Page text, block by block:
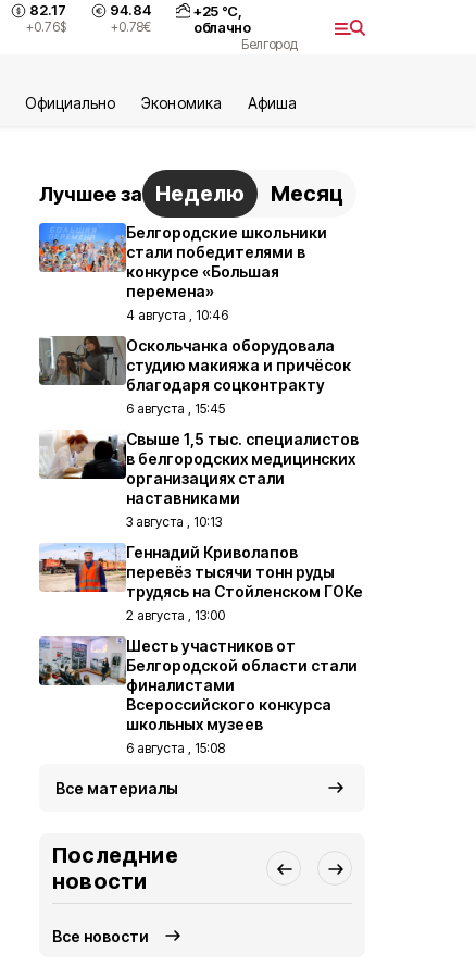
82.17
+0.76$
94.84
+0.78€
+25 °С,
облачно
Белгород
Официально Экономика Aфиша
Лучшее за Неделю Месяц
Белгородские школьники
стали победителями в
конкурсе «Большая
перемена»
4 августа , 10:46
Оскольчанка оборудовала
студию макияжа и причёсок
благодаря соцконтракту
6 августа , 15:45
Свыше 1,5 тыс. специалистов
в белгородских медицинских
организациях стали
наставниками
3 августа , 10:13
Геннадий Криволапов
перевёз тысячи тонн руды
трудясь на Стойленском ГОКе
2 августа , 13:00
Шесть участников от
Белгородской области стали
финалистами
Всероссийского конкурса
школьных музеев
6 августа , 15:08
Все материалы
Последние
новости
Все новости